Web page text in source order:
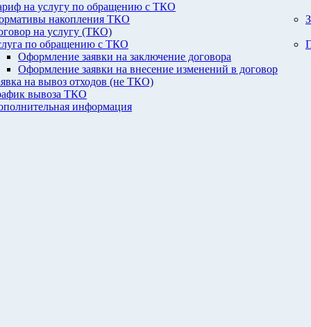
на услугу по обращению с ТКО
накопления ТКО
на услугу (ТКО)
по обращению с ТКО
Оформление заявки на заключение договора
Оформление заявки на внесение изменений в договор
на вывоз отходов (не ТКО)
вывоза ТКО
информация